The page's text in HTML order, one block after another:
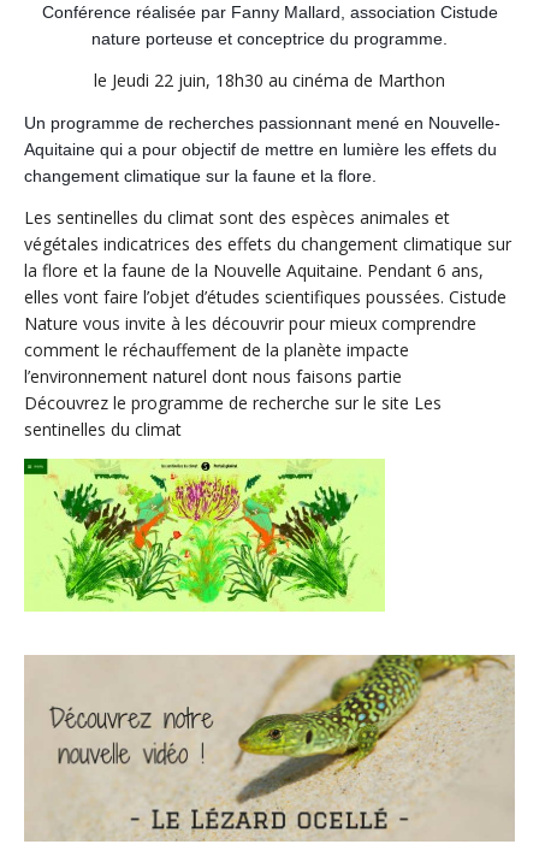
Conférence réalisée par Fanny Mallard, association Cistude
nature porteuse et conceptrice du programme.
le Jeudi 22 juin, 18h30 au cinéma de Marthon
Un programme de recherches passionnant mené en Nouvelle-
Aquitaine qui a pour objectif de mettre en lumière les effets du
changement climatique sur la faune et la flore.
Les sentinelles du climat sont des espèces animales et
végétales indicatrices des effets du changement climatique sur
la flore et la faune de la Nouvelle Aquitaine. Pendant 6 ans,
elles vont faire l’objet d’études scientifiques poussées. Cistude
Nature vous invite à les découvrir pour mieux comprendre
comment le réchauffement de la planète impacte
l’environnement naturel dont nous faisons partie
Découvrez le programme de recherche sur le site Les
sentinelles du climat